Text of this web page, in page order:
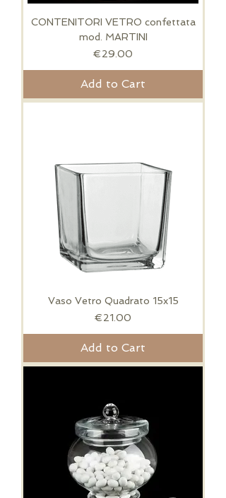
CONTENITORI VETRO confettata
mod. MARTINI
Price
€29.00
Add to Cart
Vaso Vetro Quadrato 15x15
Price
€21.00
Add to Cart